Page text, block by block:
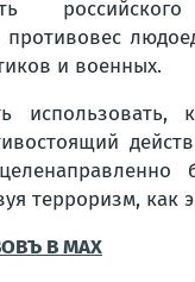
российского
противовес
и военных.
использовать,
терроризм, как
В МАХ